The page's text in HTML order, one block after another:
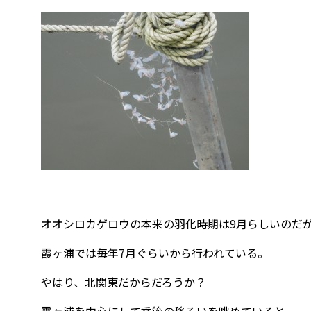
オオシロカゲロウの本来の羽化時期は9月らしいのだ
霞ヶ浦では毎年7月ぐらいから行われている。
やはり、北関東だからだろうか？